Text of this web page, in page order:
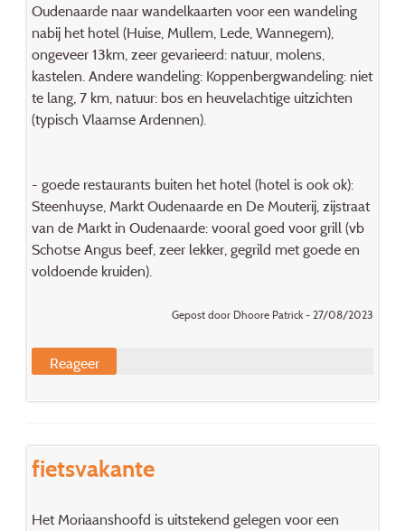
Oudenaarde naar wandelkaarten voor een wandeling
nabij het hotel (Huise, Mullem, Lede, Wannegem),
ongeveer 13km, zeer gevarieerd: natuur, molens,
kastelen. Andere wandeling: Koppenbergwandeling: niet
te lang, 7 km, natuur: bos en heuvelachtige uitzichten
(typisch Vlaamse Ardennen).
- goede restaurants buiten het hotel (hotel is ook ok):
Steenhuyse, Markt Oudenaarde en De Mouterij, zijstraat
van de Markt in Oudenaarde: vooral goed voor grill (vb
Schotse Angus beef, zeer lekker, gegrild met goede en
voldoende kruiden).
Gepost door Dhoore Patrick - 27/08/2023
Reageer
fietsvakante
Het Moriaanshoofd is uitstekend gelegen voor een